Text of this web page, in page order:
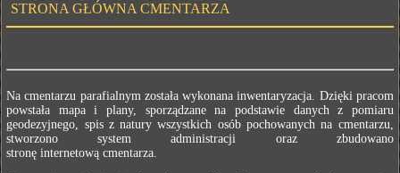
STRONA GŁÓWNA CMENTARZA
Na cmentarzu parafialnym została wykonana inwentaryzacja. Dzięki pracom
powstała mapa i plany, sporządzane na podstawie danych z pomiaru
geodezyjnego, spis z natury wszystkich osób pochowanych na cmentarzu,
stworzono system administracji oraz zbudowano
stronę internetową cmentarza.